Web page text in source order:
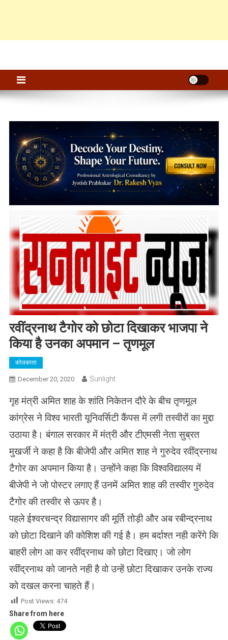
रवींद्रनाथ टैगोर को छोटा दिखाकर भाजपा ने
किया है उनका अपमान – तृणमूल
कोलकाता
December 20, 2020 Sunlight
गृह मंत्री अमित शाह के शांति निकेतन दौरे के बीच तृणमूल
कांग्रेस ने विश्व भारती यूनिवर्सिटी कैंपस में लगी तस्वीरों का मुद्दा
उठाया है। बंगाल सरकार में मंत्री और टीएमसी नेता सुब्रत
मुखर्जी ने कहा है कि बीजेपी और अमित शाह ने गुरुदेव रवींद्रनाथ
टैगोर का अपमान किया है। उन्होंने कहा कि विश्वविद्यालय में
बीजेपी ने जो पोस्टर लगाए हैं उनमें अमित शाह की तस्वीर गुरुदेव
टैगोर की तस्वीर से ऊपर है।
पहले ईश्वरचन्द्र विद्यासागर की मूर्ति तोड़ी और अब रबीन्द्रनाथ
को छोटा दिखाने की कोशिश की गई है। हम बर्दाश्त नही करेंगे कि
बाहरी लोग आ कर रवींद्रनाथ को छोटा दिखाए। जो लोग
रवींद्रनाथ को जानते नही है वो उन्हें छोटा दिखाकर उनके राज्य
को दखल करना चाहते हैं।
Post Views: 474
Share from here